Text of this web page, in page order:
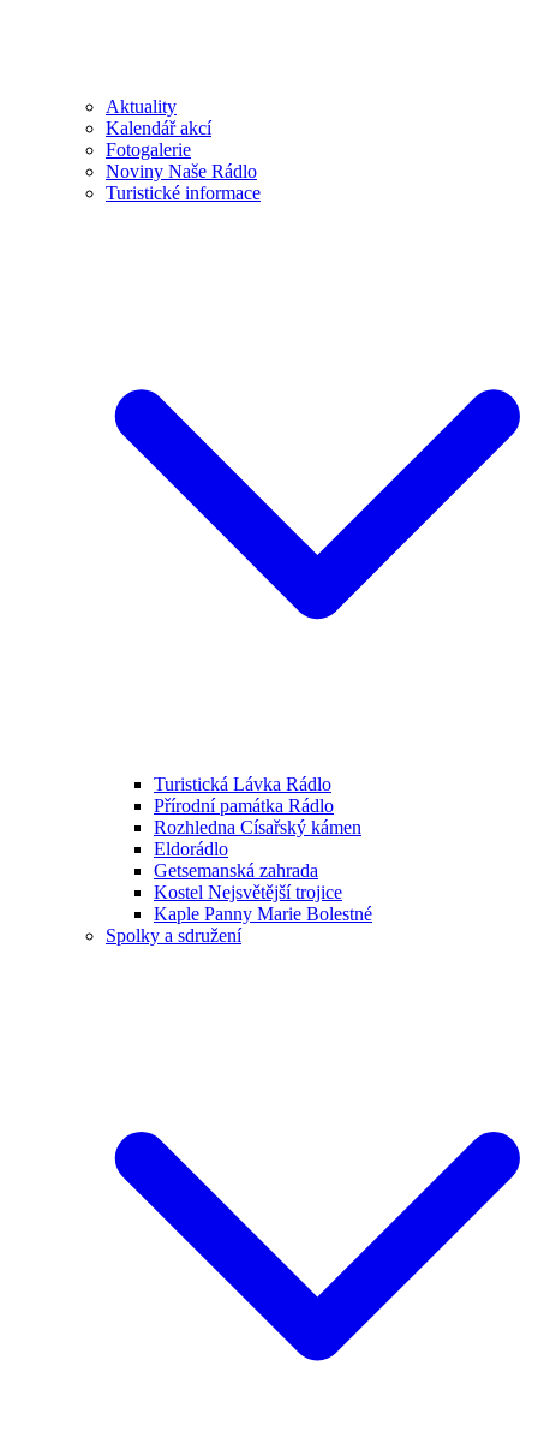
Aktuality
Kalendář akcí
Fotogalerie
Noviny Naše Rádlo
Turistické informace
Turistická Lávka Rádlo
Přírodní památka Rádlo
Rozhledna Císařský kámen
Eldorádlo
Getsemanská zahrada
Kostel Nejsvětější trojice
Kaple Panny Marie Bolestné
Spolky a sdružení